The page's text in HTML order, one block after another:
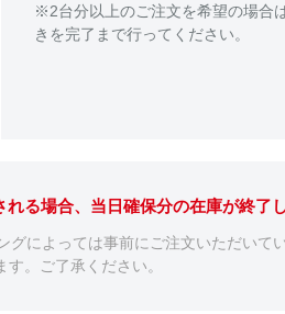
※2台分以上のご注文を希望の場合
きを完了まで行ってください。
る場合、当日確保分の在庫が終了
によっては事前にご注文いただいて
。ご了承ください。